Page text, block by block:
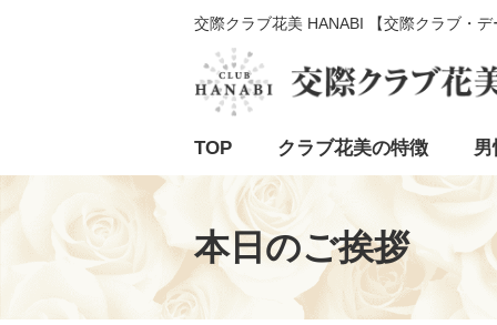
交際クラブ花美 HANABI 【交際クラブ・
TOP クラブ花美の特徴 男
本日のご挨拶